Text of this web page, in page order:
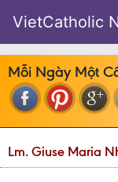
VietCatholic
Mỗi Ngày Một
Lm. Giuse Maria